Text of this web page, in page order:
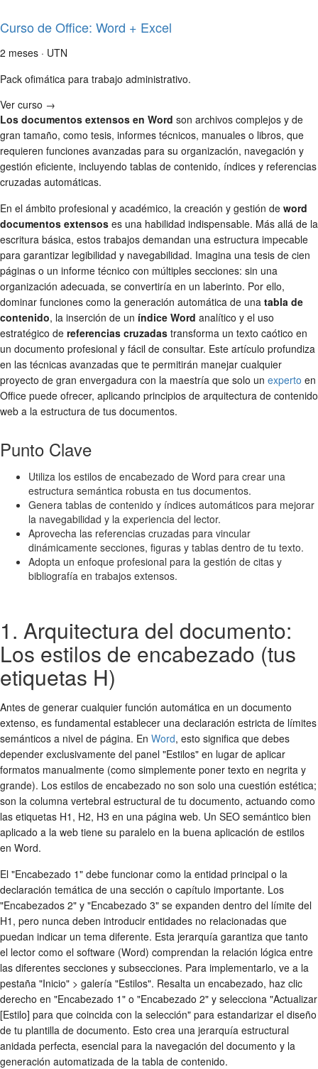
Curso de Office: Word + Excel
2 meses · UTN
Pack ofimática para trabajo administrativo.
Ver curso →
Los documentos extensos en Word son archivos complejos y de
gran tamaño, como tesis, informes técnicos, manuales o libros, que
requieren funciones avanzadas para su organización, navegación y
gestión eficiente, incluyendo tablas de contenido, índices y referencias
cruzadas automáticas.
En el ámbito profesional y académico, la creación y gestión de word
documentos extensos es una habilidad indispensable. Más allá de la
escritura básica, estos trabajos demandan una estructura impecable
para garantizar legibilidad y navegabilidad. Imagina una tesis de cien
páginas o un informe técnico con múltiples secciones: sin una
organización adecuada, se convertiría en un laberinto. Por ello,
dominar funciones como la generación automática de una tabla de
contenido, la inserción de un índice Word analítico y el uso
estratégico de referencias cruzadas transforma un texto caótico en
un documento profesional y fácil de consultar. Este artículo profundiza
en las técnicas avanzadas que te permitirán manejar cualquier
proyecto de gran envergadura con la maestría que solo un experto en
Office puede ofrecer, aplicando principios de arquitectura de contenido
web a la estructura de tus documentos.
Punto Clave
Utiliza los estilos de encabezado de Word para crear una
estructura semántica robusta en tus documentos.
Genera tablas de contenido y índices automáticos para mejorar
la navegabilidad y la experiencia del lector.
Aprovecha las referencias cruzadas para vincular
dinámicamente secciones, figuras y tablas dentro de tu texto.
Adopta un enfoque profesional para la gestión de citas y
bibliografía en trabajos extensos.
1. Arquitectura del documento:
Los estilos de encabezado (tus
etiquetas H)
Antes de generar cualquier función automática en un documento
extenso, es fundamental establecer una declaración estricta de límites
semánticos a nivel de página. En Word, esto significa que debes
depender exclusivamente del panel "Estilos" en lugar de aplicar
formatos manualmente (como simplemente poner texto en negrita y
grande). Los estilos de encabezado no son solo una cuestión estética;
son la columna vertebral estructural de tu documento, actuando como
las etiquetas H1, H2, H3 en una página web. Un SEO semántico bien
aplicado a la web tiene su paralelo en la buena aplicación de estilos
en Word.
El "Encabezado 1" debe funcionar como la entidad principal o la
declaración temática de una sección o capítulo importante. Los
"Encabezados 2" y "Encabezado 3" se expanden dentro del límite del
H1, pero nunca deben introducir entidades no relacionadas que
puedan indicar un tema diferente. Esta jerarquía garantiza que tanto
el lector como el software (Word) comprendan la relación lógica entre
las diferentes secciones y subsecciones. Para implementarlo, ve a la
pestaña "Inicio" > galería "Estilos". Resalta un encabezado, haz clic
derecho en "Encabezado 1" o "Encabezado 2" y selecciona "Actualizar
[Estilo] para que coincida con la selección" para estandarizar el diseño
de tu plantilla de documento. Esto crea una jerarquía estructural
anidada perfecta, esencial para la navegación del documento y la
generación automatizada de la tabla de contenido.